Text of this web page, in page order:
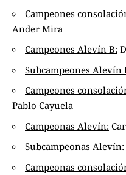
Campeones
Ander Mira
Campeones Alevín B:
Subcampeones Alevín
Campeones
Pablo Cayuela
Campeonas Alevín:
Subcampeonas Alevín:
Campeonas